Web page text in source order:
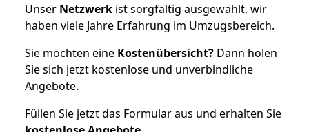
Unser Netzwerk ist sorgfältig ausgewählt, wir
haben viele Jahre Erfahrung im Umzugsbereich.
Sie möchten eine Kostenübersicht? Dann holen
Sie sich jetzt kostenlose und unverbindliche
Angebote.
Füllen Sie jetzt das Formular aus und erhalten Sie